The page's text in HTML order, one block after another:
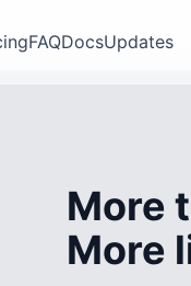
FAQDocsUpdates
More
More